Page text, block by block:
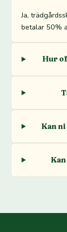
Ja,
betalar 50%
Hur
Kan